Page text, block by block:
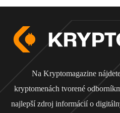
Na Kryptomagazine
kryptomenách tvorené
najlepší zdroj informácií o